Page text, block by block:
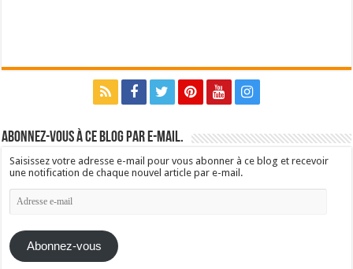
Abonnez-vous à ce blog par e-mail.
Saisissez votre adresse e-mail pour vous abonner à ce blog et recevoir
une notification de chaque nouvel article par e-mail.
Adresse
e-
Abonnez-vous